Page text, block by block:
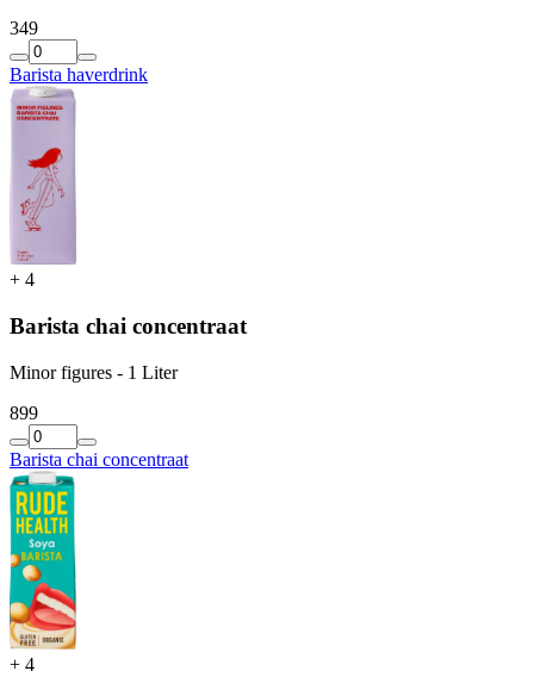
349
Barista haverdrink
+ 4
Barista chai concentraat
Minor figures - 1 Liter
899
Barista chai concentraat
+ 4